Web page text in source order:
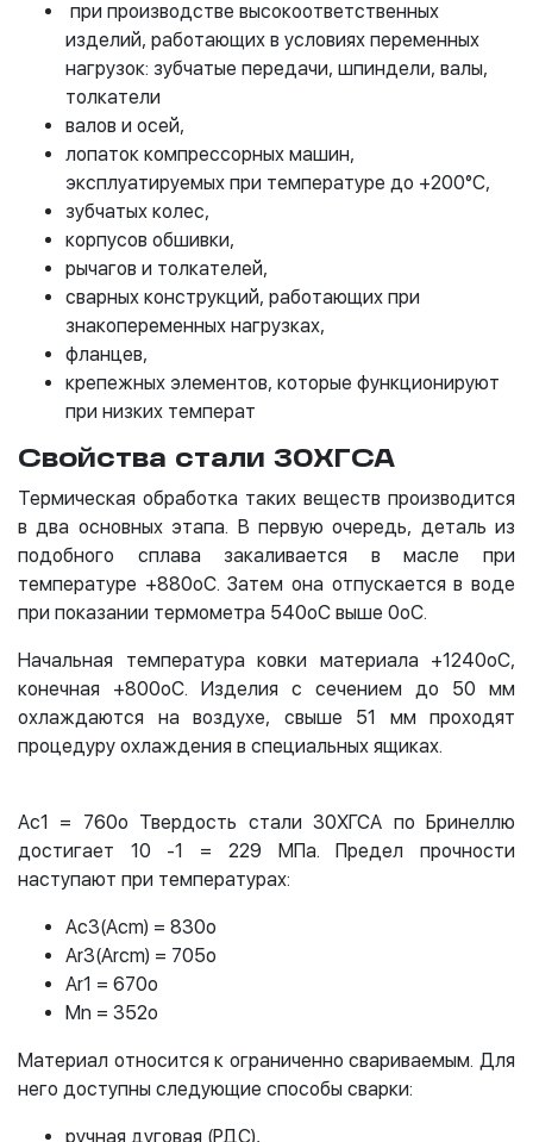
при производстве высокоответственных
изделий, работающих в условиях переменных
нагрузок: зубчатые передачи, шпиндели, валы,
толкатели
валов и осей,
лопаток компрессорных машин,
эксплуатируемых при температуре до +200°С,
зубчатых колес,
корпусов обшивки,
рычагов и толкателей,
сварных конструкций, работающих при
знакопеременных нагрузках,
фланцев,
крепежных элементов, которые функционируют
при низких температ
Свойства стали 30ХГСА
Термическая обработка таких веществ производится
в два основных этапа. В первую очередь, деталь из
подобного сплава закаливается в масле при
температуре +880oC. Затем она отпускается в воде
при показании термометра 540oC выше 0oC.
Начальная температура ковки материала +1240oC,
конечная +800oC. Изделия с сечением до 50 мм
охлаждаются на воздухе, свыше 51 мм проходят
процедуру охлаждения в специальных ящиках.
Ac1 = 760o Твердость стали 30ХГСА по Бринеллю
достигает 10 -1 = 229 МПа. Предел прочности
наступают при температурах:
Ac3(Acm) = 830o
Ar3(Arcm) = 705o
Ar1 = 670o
Mn = 352o
Материал относится к ограниченно свариваемым. Для
него доступны следующие способы сварки:
ручная дуговая (РДС),